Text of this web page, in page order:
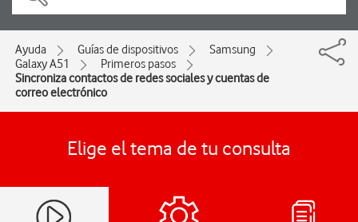
Ayuda Guías de dispositivos
Samsung
Galaxy A51
Primeros pasos
Sincroniza contactos de redes sociales y cuentas de
correo electrónico
Elige el tema de tu consulta